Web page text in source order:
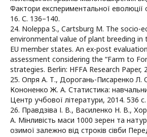
Фактори експериментальної еволюції
16. С. 136–140.
24. Noleppa S., Cartsburg M. The socio-
environmental value of plant breeding in
EU member states. An ex-post
assessment considering the “Farm to
strategies. Berlin: HFFA Research Paper,
25. Опря А. Т., Дорогань-Писаренко Л.
Кононенко Ж. А. Статистика:
Центр учбової літератури, 2014. 536 с.
26. Правдзіва І. В., Василенко Н. В.,
А. Мінливість маси 1000 зерен та
озимої залежно від строків сівби